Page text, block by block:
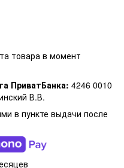
товара в момент
ПриватБанка: 4246 0010
В.В.
в пункте выдачи после